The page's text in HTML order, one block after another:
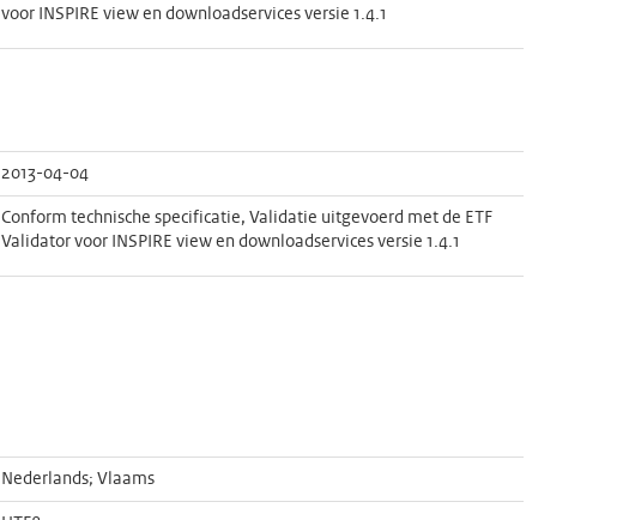
voor INSPIRE view en downloadservices versie 1.4.1
2013-04-04
Conform technische specificatie, Validatie uitgevoerd met de ETF
Validator voor INSPIRE view en downloadservices versie 1.4.1
Nederlands; Vlaams